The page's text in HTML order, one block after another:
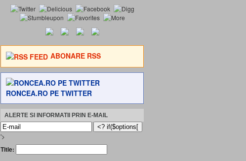
ABONARE RSS
RONCEA.RO PE TWITTER
ALERTE SI INFORMATII PRIN E-MAIL
'>
Title: